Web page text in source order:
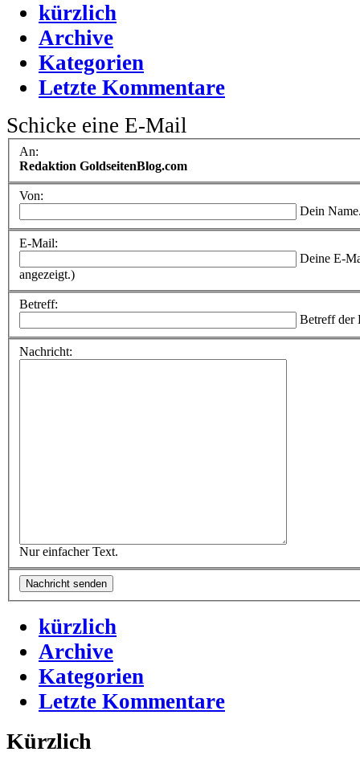
kürzlich
Archive
Kategorien
Letzte Kommentare
Schicke eine E-Mail
An:
Redaktion GoldseitenBlog.com
Von:
Dein
E-Mail:
Deine E-
angezeigt.)
Betreff:
Betreff der
Nachricht:
Nur einfacher Text.
kürzlich
Archive
Kategorien
Letzte Kommentare
Kürzlich